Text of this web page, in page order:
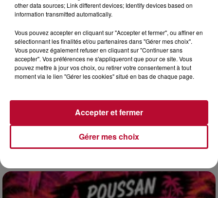
HÉRAULT, PYRÉNÉES-ORIENTALES : TROIS
SPOTS DE SNORKELING À EXPLORER...
complexes pour observer la vie sous-marine. Cet été, un
masque, un tuba et une paire de palmes...
other data sources; Link different devices; Identify devices based on
information transmitted automatically.
Vous pouvez accepter en cliquant sur "Accepter et fermer", ou affiner en
sélectionnant les finalités et/ou partenaires dans "Gérer mes choix".
Vous pouvez également refuser en cliquant sur "Continuer sans
accepter". Vos préférences ne s'appliqueront que pour ce site. Vous
pouvez mettre à jour vos choix, ou retirer votre consentement à tout
moment via le lien "Gérer les cookies" situé en bas de chaque page.
Gérer mes choix
Accepter et fermer